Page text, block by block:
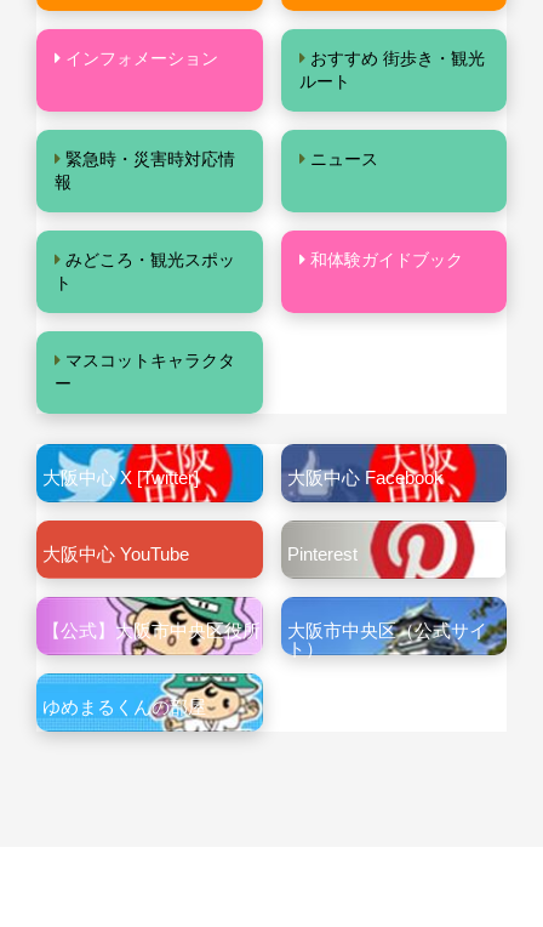
インフォメーション
おすすめ 街歩き・観光
ルート
緊急時・災害時対応情
報
ニュース
みどころ・観光スポッ
ト
和体験ガイドブック
マスコットキャラクタ
ー
大阪中心 X [Twitter] 大阪中心 Facebook
大阪中心 YouTube Pinterest
【公式】大阪市中央区役所
大阪市中央区（公式サイ
ト）
ゆめまるくんの部屋